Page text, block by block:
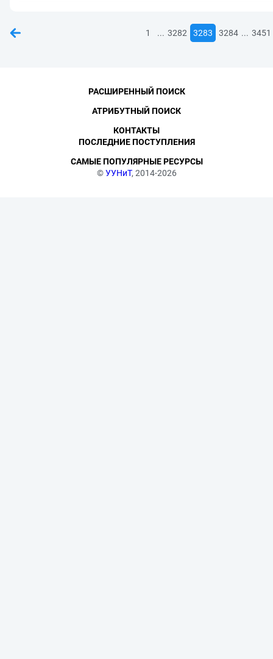
1 ... 3282 3283 3284 ... 3451
©УУНиТ, 2014-2026
РАСШИРЕННЫЙ ПОИСК
АТРИБУТНЫЙ ПОИСК
КОНТАКТЫ
ПОСЛЕДНИЕ ПОСТУПЛЕНИЯ
САМЫЕ ПОПУЛЯРНЫЕ РЕСУРСЫ